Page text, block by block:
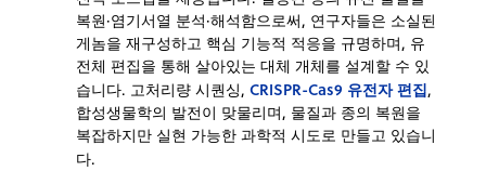
복원·염기서열 분석·해석함으로써, 연구자들은 소실된
게놈을 재구성하고 핵심 기능적 적응을 규명하며, 유
전체 편집을 통해 살아있는 대체 개체를 설계할 수 있
습니다. 고처리량 시퀀싱, CRISPR-Cas9 유전자 편집,
합성생물학의 발전이 맞물리며, 물질과 종의 복원을
복잡하지만 실현 가능한 과학적 시도로 만들고 있습니
다.